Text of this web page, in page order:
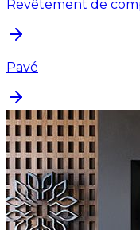
Revêtement de
Pavé